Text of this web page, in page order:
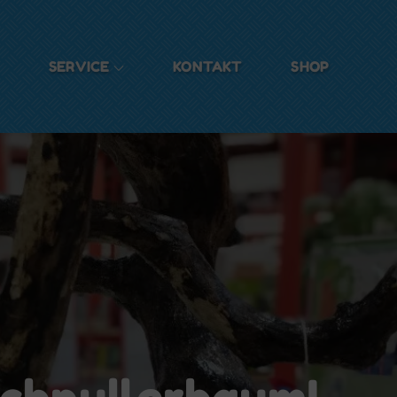
SERVICE KONTAKT SHOP